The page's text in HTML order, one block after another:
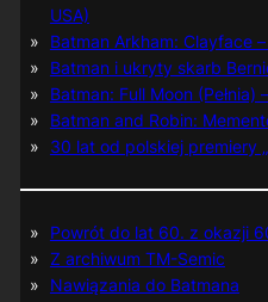
USA)
Batman Arkham: Clayface
Batman i ukryty skarb
Batman: Full Moon (Pełnia)
Batman and Robin:
30 lat od polskiej premiery
Powrót do lat 60. z okazji
Z archiwum TM-Semic
Nawiązania do Batmana